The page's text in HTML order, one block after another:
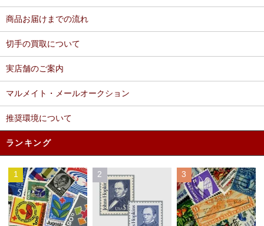
商品お届けまでの流れ
切手の買取について
実店舗のご案内
マルメイト・メールオークション
推奨環境について
ランキング
1 2 3